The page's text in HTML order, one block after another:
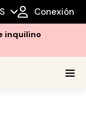
Conexión
inquilino